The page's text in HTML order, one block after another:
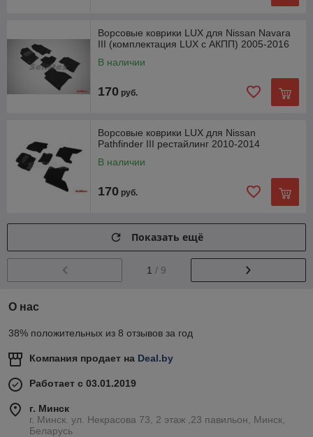
Ворсовые коврики LUX для Nissan Navara
III (комплектация LUX c АКПП) 2005-2016
В наличии
170 руб.
Ворсовые коврики LUX для Nissan
Pathfinder III рестайлинг 2010-2014
В наличии
170 руб.
Показать ещё
1 / 9
О нас
38% положительных из 8 отзывов за год
Компания продает на Deal.by
Работает с 03.01.2019
г. Минск
г. Минск. ул. Некрасова 73, 2 этаж ,23 павильон, Минск,
Беларусь